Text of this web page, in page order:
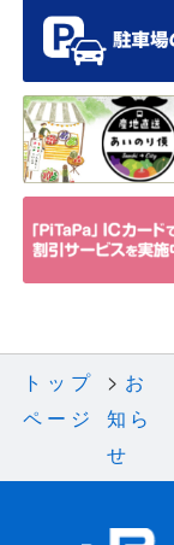
トップ
ページ
お
知ら
せ